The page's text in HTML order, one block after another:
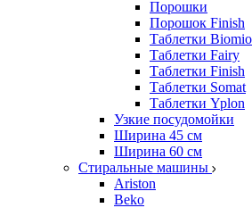
Порошки
Порошок Finish
Таблетки Biomio
Таблетки Fairy
Таблетки Finish
Таблетки Somat
Таблетки Yplon
Узкие посудомойки
Ширина 45 см
Ширина 60 см
Стиральные машины
Ariston
Beko